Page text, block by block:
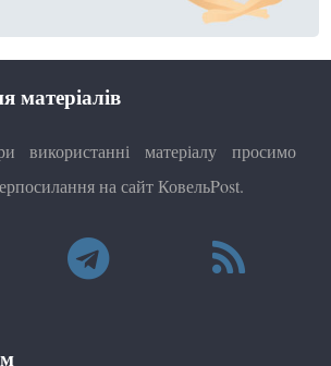
матеріалів
використанні матеріалу просимо
на сайт КовельPost.